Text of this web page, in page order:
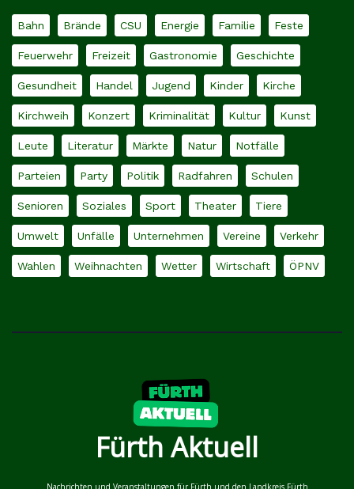
Bahn Brände CSU Energie Familie Feste
Feuerwehr Freizeit Gastronomie Geschichte
Gesundheit Handel Jugend Kinder Kirche
Kirchweih Konzert Kriminalität Kultur Kunst
Leute Literatur Märkte Natur Notfälle
Parteien Party Politik Radfahren Schulen
Senioren Soziales Sport Theater Tiere
Umwelt Unfälle Unternehmen Vereine Verkehr
Wahlen Weihnachten Wetter Wirtschaft ÖPNV
Fürth Aktuell
Nachrichten und Veranstaltungen für Fürth und den Landkreis Fürth